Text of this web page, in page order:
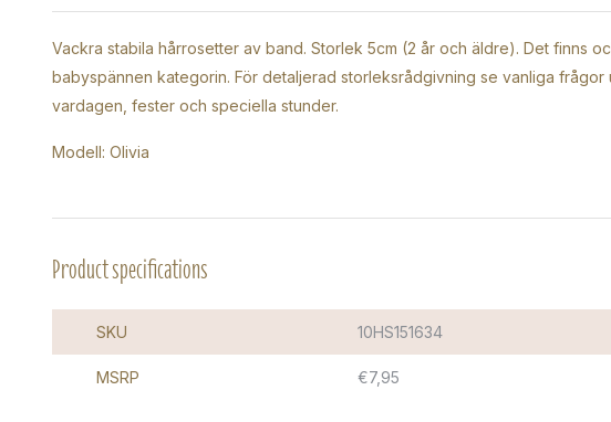
Vackra stabila hårrosetter av band. Storlek 5cm (2 år och äldre). Det finns
babyspännen kategorin. För detaljerad storleksrådgivning se vanliga
vardagen, fester och speciella stunder.
Modell: Olivia
Product specifications
SKU 10HS151634
MSRP €7,95